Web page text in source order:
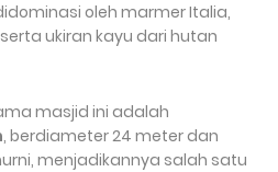
oleh marmer Italia,
ukiran kayu dari hutan
masjid ini adalah
, berdiameter 24 meter dan
menjadikannya salah satu